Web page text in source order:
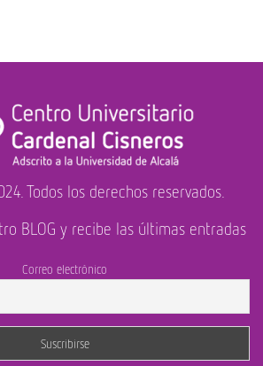
Todos los derechos reservados.
BLOG y recibe las últimas entradas
Correo electrónico